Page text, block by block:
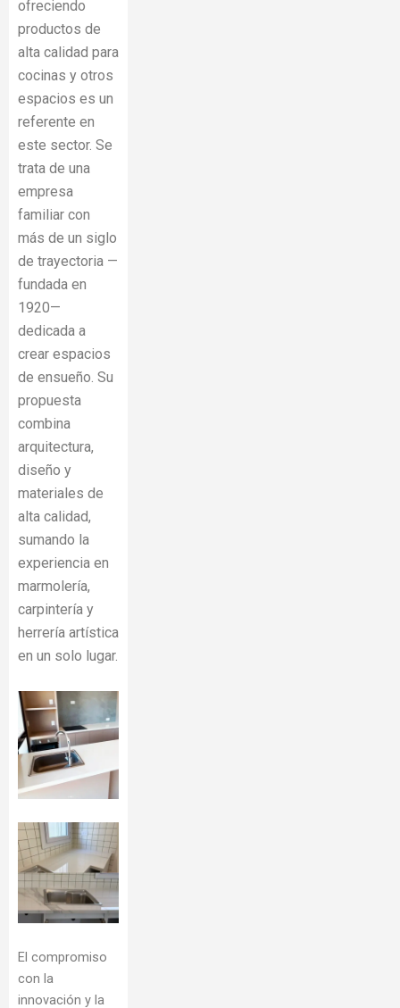
ofreciendo
productos de
alta calidad para
cocinas y otros
espacios es un
referente en
este sector. Se
trata de una
empresa
familiar con
más de un siglo
de trayectoria —
fundada en
1920—
dedicada a
crear espacios
de ensueño. Su
propuesta
combina
arquitectura,
diseño y
materiales de
alta calidad,
sumando la
experiencia en
marmolería,
carpintería y
herrería artística
en un solo lugar.
El compromiso
con la
innovación y la